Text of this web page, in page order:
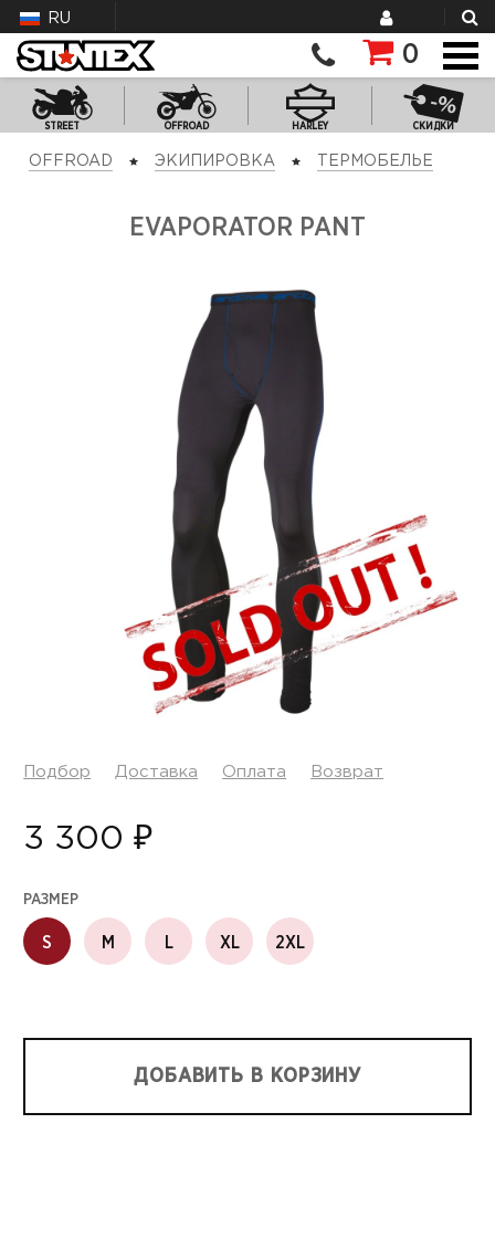
RU
0
STREET OFFROAD HARLEY СКИДКИ
OFFROAD ЭКИПИРОВКА ТЕРМОБЕЛЬЕ
EVAPORATOR PANT
Подбор Доставка Оплата Возврат
3 300 ₽
РАЗМЕР
S M L XL 2XL
ДОБАВИТЬ В КОРЗИНУ